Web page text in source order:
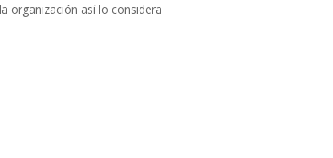
organización así lo considera